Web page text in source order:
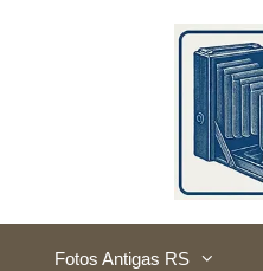
Fotos Antigas RS